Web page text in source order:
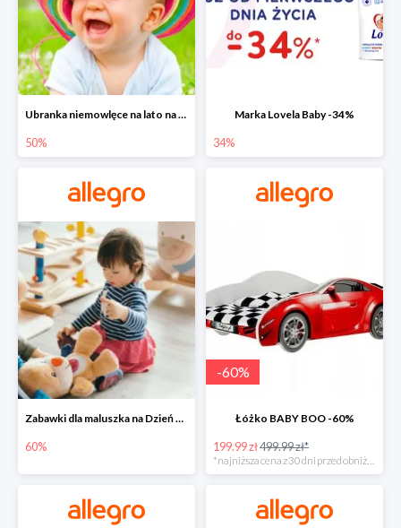
Ubranka niemowlęce na lato na Allegro do -50%
50%
Marka Lovela Baby -34%
34%
Zabawki dla maluszka na Dzień Dziecka na Allegro do -60%
60%
-60%
Łóżko BABY BOO -60%
199.99 zł499.99 zł*
*najniższa cena z 30 dni przed obniżką